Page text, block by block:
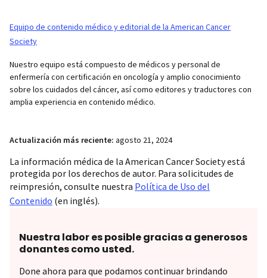
Equipo de contenido médico y editorial de la American Cancer
Society
Nuestro equipo está compuesto de médicos y personal de
enfermería con certificación en oncología y amplio conocimiento
sobre los cuidados del cáncer, así como editores y traductores con
amplia experiencia en contenido médico.
Actualización más reciente: agosto 21, 2024
La información médica de la American Cancer Society está
protegida por los derechos de autor. Para solicitudes de
reimpresión, consulte nuestra Política de Uso del
Contenido (en inglés).
Nuestra labor es posible gracias a generosos
donantes como usted.
Done ahora para que podamos continuar brindando